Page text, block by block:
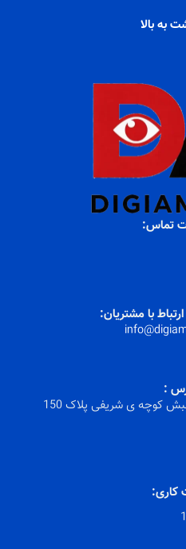
به بالا
تماس:
با مشتریان:
:
کوچه ی شریفی پلاک 150
کاری: